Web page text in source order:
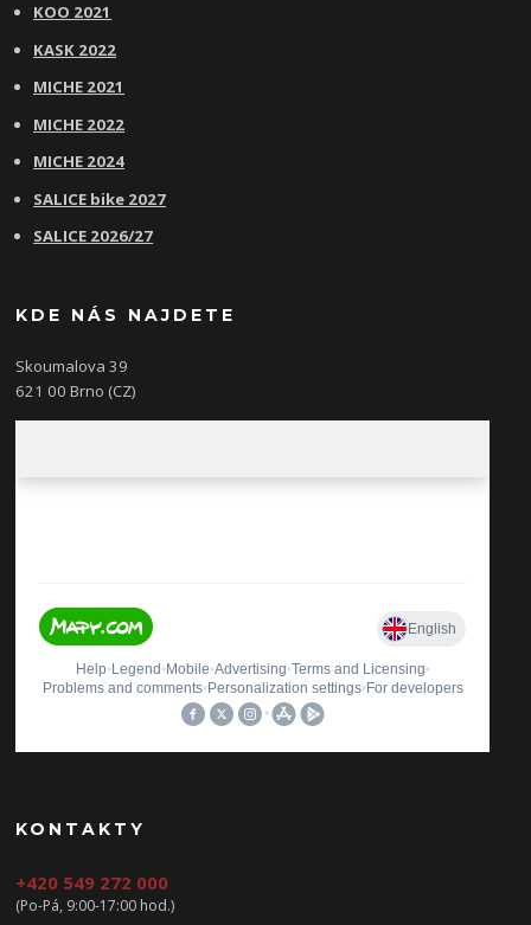
KOO 2021
KASK 2022
MICHE 2021
MICHE 2022
MICHE 2024
SALICE bike 2027
SALICE 2026/27
KDE NÁS NAJDETE
Skoumalova 39
621 00 Brno (CZ)
KONTAKTY
+420 549 272 000
(Po-Pá, 9:00-17:00 hod.)